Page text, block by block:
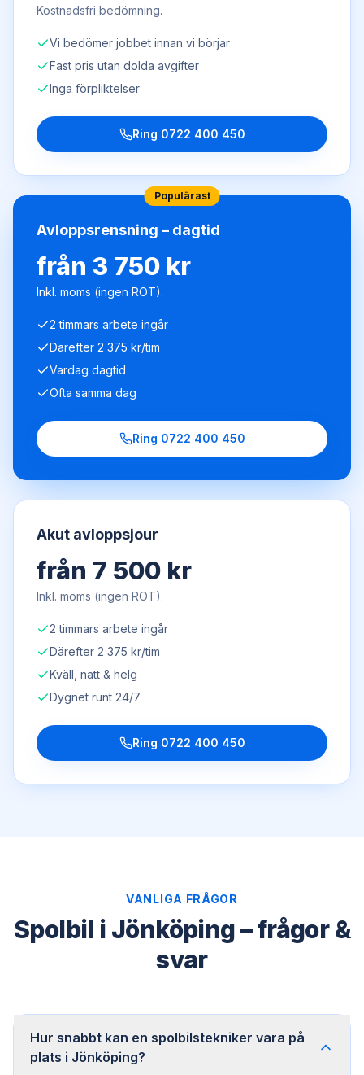
Kostnadsfri bedömning.
Vi bedömer jobbet innan vi börjar
Fast pris utan dolda avgifter
Inga förpliktelser
Ring 0722 400 450
Populärast
Avloppsrensning – dagtid
från 3 750 kr
Inkl. moms (ingen ROT).
2 timmars arbete ingår
Därefter 2 375 kr/tim
Vardag dagtid
Ofta samma dag
Ring 0722 400 450
Akut avloppsjour
från 7 500 kr
Inkl. moms (ingen ROT).
2 timmars arbete ingår
Därefter 2 375 kr/tim
Kväll, natt & helg
Dygnet runt 24/7
Ring 0722 400 450
VANLIGA FRÅGOR
Spolbil i Jönköping – frågor &
svar
Hur snabbt kan en spolbilstekniker vara på
plats i Jönköping?